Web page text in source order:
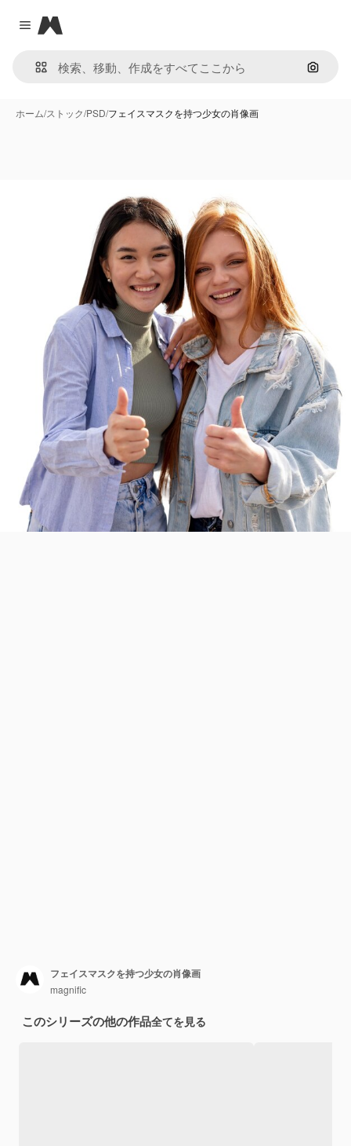
Close menu
Magnific
画像で
ホーム/ストック/PSD/フェイスマスクを持つ少女の肖像画
フェイスマスクを持つ少女の肖像画
magnific
このシリーズの他の作品全てを見る